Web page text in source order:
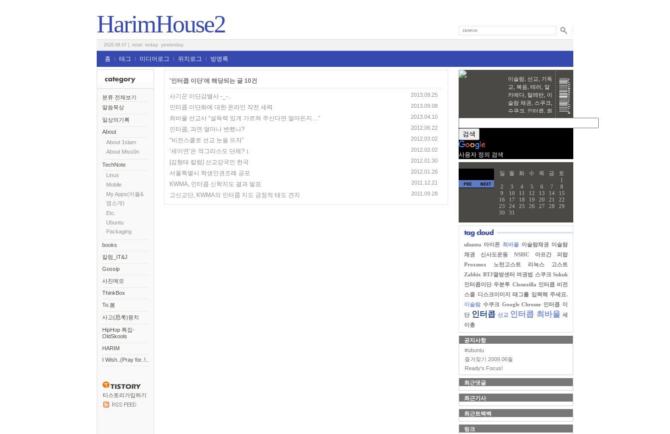
HarimHouse2
2026.08.07 total today yesterday
홈 태그 미디어로그 위치로그 방명록
분류 전체보기
말씀묵상
일상의기록
About
About 1slam
About Miss0n
TechNote
Linux
Mobile
My Apps(어플&
앱소개)
Etc.
Ubuntu
Packaging
books
칼럼_IT&J
Gossip
사진메모
ThinkBox
To.봄
사고(思考)뭉치
HipHop 특집-
OldSkools
HARIM
I Wish..(Pray for..!..
티스토리가입하기
'인터콥 이단'에 해당되는 글 10건
2013.09.25
사기꾼 이단감별사 -_-..
2013.09.08
인터콥 이단화에 대한 온라인 작전 세력
2013.04.10
최바울 선교사 “설득력 있게 가르쳐 주신다면 얼마든지…”
2012.06.22
인터콥, 과연 얼마나 변했나?
2012.03.02
“비전스쿨로 선교 눈을 뜨자”
2012.02.02
‘세이연’은 적그리스도 단체? 1
2012.01.30
[김형태 칼럼] 선교강국인 한국
2012.01.26
서울특별시 학생인권조례 공포
2011.12.21
KWMA, 인터콥 신학지도 결과 발표
2011.09.28
고신교단, KWMA의 인터콥 지도 긍정적 태도 견지
이슬람, 선교, 기독
교, 복음, 테러, 알
카에다, 탈레반, 이
슬람 채권, 스쿠크,
수쿠크, 인터콥, 최
바울, 한국교회,
Ubnut, Linux,
사용자 정의 검색
일 월 화 수 목 금
토
1
2
3 4 5 6 7
8
9
10 11 12 13 14
15
16
17 18 19 20 21
22
23
24 25 26 27 28
29
30
31
ubuntu 아이폰 최바울 이슬람채권 이슬람
채권
신사도운동 NSHC
아프간 피랍
Proxmox
노턴고스트
리눅스 고스트
Zabbix BTJ열방센터 여권법 스쿠크 Sukuk
인터콥이단 우분투 Clonezilla 인터콥 비전
스쿨 디스크이미지 태그를 입력해 주세요.
이슬람 수쿠크 Google Chrome 인터콥 이
단 인터콥 선교 인터콥 최바울 세
이총
공지사항
#ubuntu
즐겨찾기 2009.06월
Ready's Focus!
최근댓글
최근기사
최근트랙백
링크